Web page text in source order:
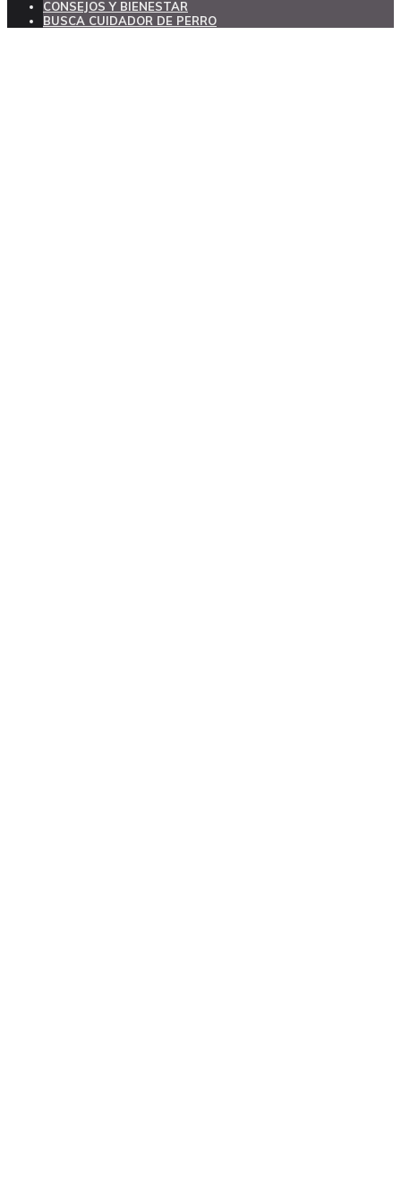
CONSEJOS Y BIENESTAR
BUSCA CUIDADOR DE PERRO